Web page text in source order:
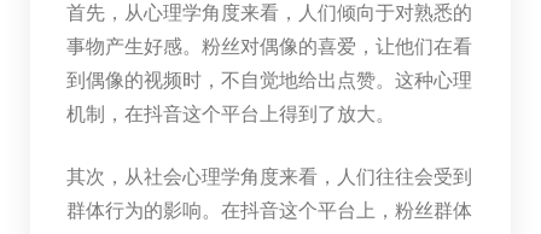
首先，从心理学角度来看，人们倾向于对熟悉的
事物产生好感。粉丝对偶像的喜爱，让他们在看
到偶像的视频时，不自觉地给出点赞。这种心理
机制，在抖音这个平台上得到了放大。
其次，从社会心理学角度来看，人们往往会受到
群体行为的影响。在抖音这个平台上，粉丝群体